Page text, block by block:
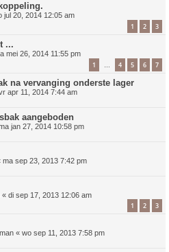
jul 20, 2014 12:05 am
1 2 3
...
mei 26, 2014 11:55 pm
1 … 4 5 6 7
na vervanging onderste lager
apr 11, 2014 7:44 am
aangeboden
jan 27, 2014 10:58 pm
ma sep 23, 2013 7:42 pm
« di sep 17, 2013 12:06 am
1 2 3
« wo sep 11, 2013 7:58 pm